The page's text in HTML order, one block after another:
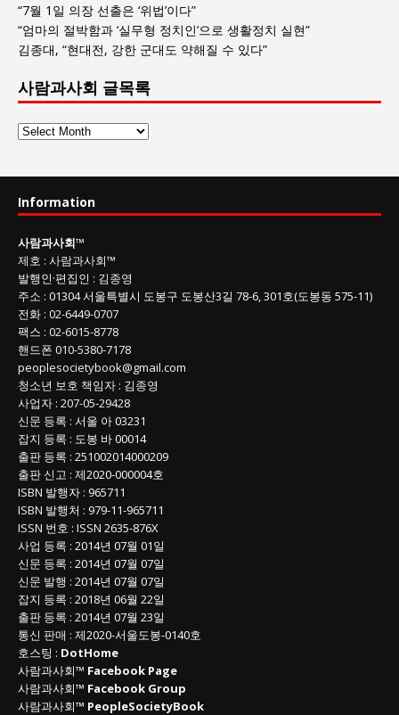
“7월 1일 의장 선출은 ‘위법’이다”
“엄마의 절박함과 ‘실무형 정치인’으로 생활정치 실현”
김종대, “현대전, 강한 군대도 약해질 수 있다”
사람과사회 글목록
사
회
목
록
Information
사람과사회™
제호 : 사람과사회™
발행인·편집인 : 김종영
주소 : 01304서울특별시 도봉구 도봉산3길 78-6, 301호(도봉동 575-11)
전화 : 02-6449-0707
팩스 : 02-6015-8778
핸드폰 010-5380-7178
peoplesocietybook@gmail.com
청소년 보호 책임자 : 김종영
사업자 : 207-05-29428
신문 등록 : 서울 아 03231
잡지 등록 : 도봉 바 00014
출판 등록 : 251002014000209
출판 신고 : 제2020-000004호
ISBN 발행자 : 965711
ISBN 발행처 : 979-11-965711
ISSN 번호 : ISSN 2635-876X
사업 등록 : 2014년 07월 01일
신문 등록 : 2014년 07월 07일
신문 발행 : 2014년 07월 07일
잡지 등록 : 2018년 06월 22일
출판 등록 : 2014년 07월 23일
통신 판매 : 제2020-서울도봉-0140호
호스팅 : DotHome
사람과사회™ Facebook Page
사람과사회™ Facebook Group
사람과사회™ PeopleSocietyBook